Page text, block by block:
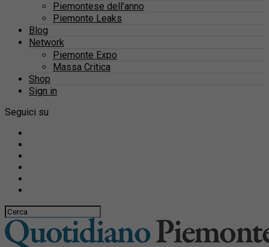
Piemontese dell’anno
Piemonte Leaks
Blog
Network
Piemonte Expo
Massa Critica
Shop
Sign in
Seguici su